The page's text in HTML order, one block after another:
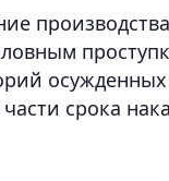
срока